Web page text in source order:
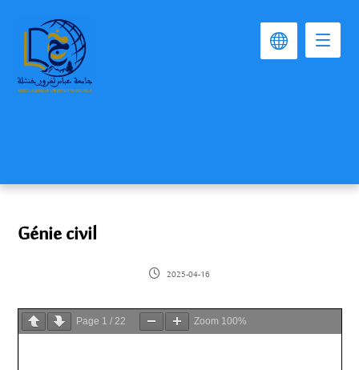
Génie civil
2025-04-16
Page 1 /22 Zoom 100%